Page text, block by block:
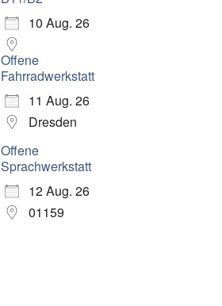
10 Aug. 26
Offene
Fahrradwerkstatt
11 Aug. 26
Dresden
Offene
Sprachwerkstatt
12 Aug. 26
01159